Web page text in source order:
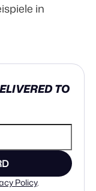
in
TO
Policy.